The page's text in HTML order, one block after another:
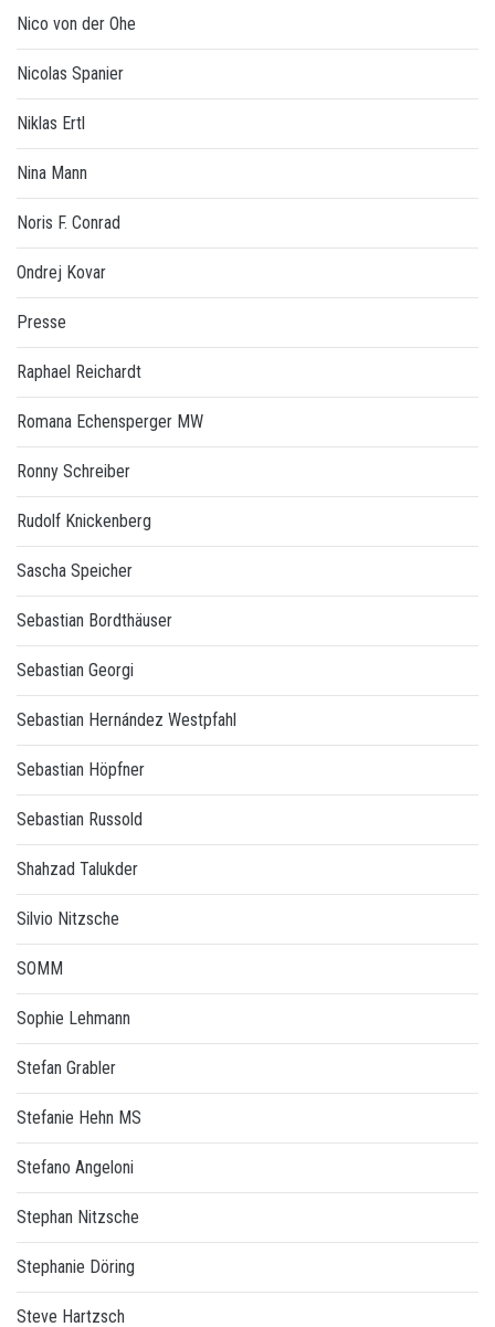
Nico von der Ohe
Nicolas Spanier
Niklas Ertl
Nina Mann
Noris F. Conrad
Ondrej Kovar
Presse
Raphael Reichardt
Romana Echensperger MW
Ronny Schreiber
Rudolf Knickenberg
Sascha Speicher
Sebastian Bordthäuser
Sebastian Georgi
Sebastian Hernández Westpfahl
Sebastian Höpfner
Sebastian Russold
Shahzad Talukder
Silvio Nitzsche
SOMM
Sophie Lehmann
Stefan Grabler
Stefanie Hehn MS
Stefano Angeloni
Stephan Nitzsche
Stephanie Döring
Steve Hartzsch